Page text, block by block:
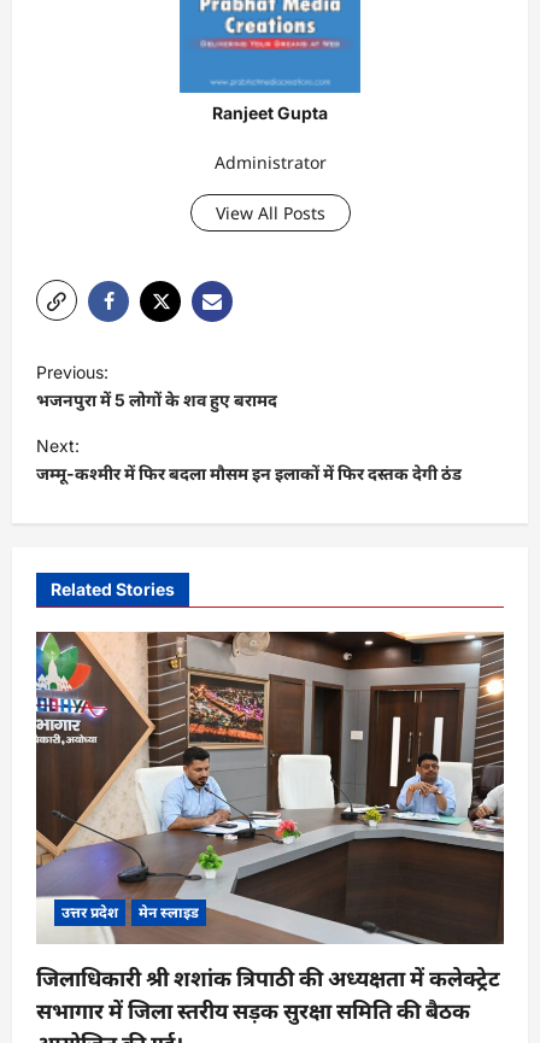
Ranjeet Gupta
Administrator
View All Posts
o
s
t
v
g
a
t
n
Previous:
भजनपुरा में 5 लोगों के शव हुए बरामद
Next:
जम्मू-कश्मीर में फिर बदला मौसम इन इलाकों में फिर दस्तक देगी ठंड
Related Stories
उत्तर प्रदेश मेन स्लाइड
जिलाधिकारी श्री शशांक त्रिपाठी की अध्यक्षता में कलेक्ट्रेट
सभागार में जिला स्तरीय सड़क सुरक्षा समिति की बैठक